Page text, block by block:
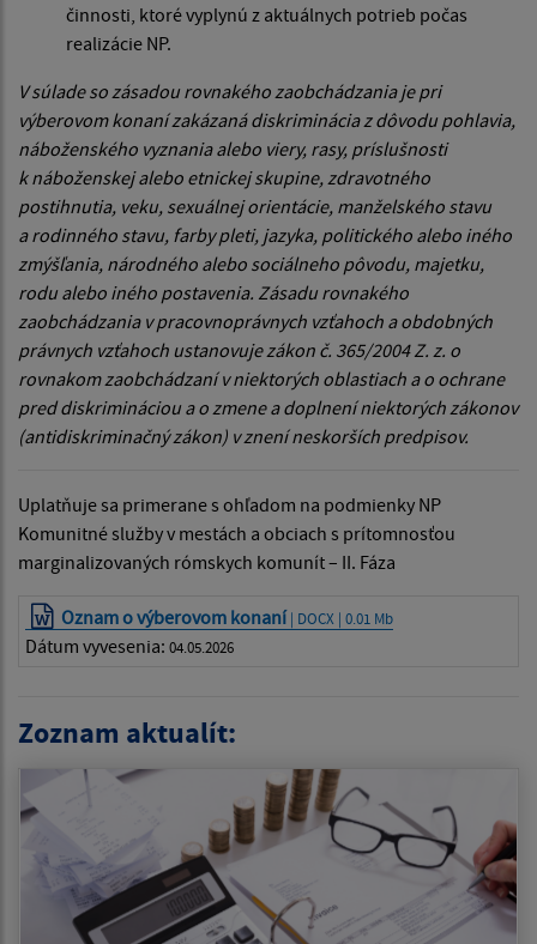
činnosti, ktoré vyplynú z aktuálnych potrieb počas
realizácie NP.
V súlade so zásadou rovnakého zaobchádzania je pri
výberovom konaní zakázaná diskriminácia z dôvodu pohlavia,
náboženského vyznania alebo viery, rasy, príslušnosti
k náboženskej alebo etnickej skupine, zdravotného
postihnutia, veku, sexuálnej orientácie, manželského stavu
a rodinného stavu, farby pleti, jazyka, politického alebo iného
zmýšľania, národného alebo sociálneho pôvodu, majetku,
rodu alebo iného postavenia. Zásadu rovnakého
zaobchádzania v pracovnoprávnych vzťahoch a obdobných
právnych vzťahoch ustanovuje zákon č. 365/2004 Z. z. o
rovnakom zaobchádzaní v niektorých oblastiach a o ochrane
pred diskrimináciou a o zmene a doplnení niektorých zákonov
(antidiskriminačný zákon) v znení neskorších predpisov.
Uplatňuje sa primerane s ohľadom na podmienky NP
Komunitné služby v mestách a obciach s prítomnosťou
marginalizovaných rómskych komunít – II. Fáza
Oznam o výberovom konaní | DOCX | 0.01 Mb
Dátum vyvesenia: 04.05.2026
Zoznam aktualít: